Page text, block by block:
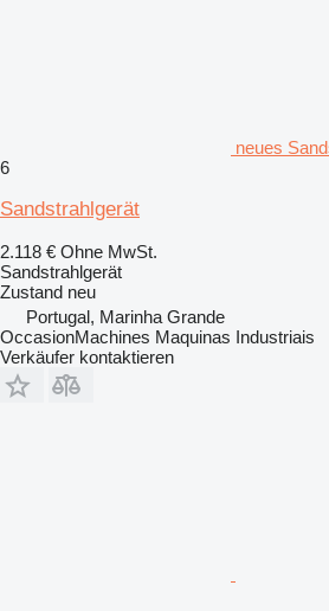
neues
6
Sandstrahlgerät
2.118 € Ohne MwSt.
Sandstrahlgerät
Zustand neu
Portugal, Marinha Grande
OccasionMachines Maquinas Industriais
Verkäufer kontaktieren